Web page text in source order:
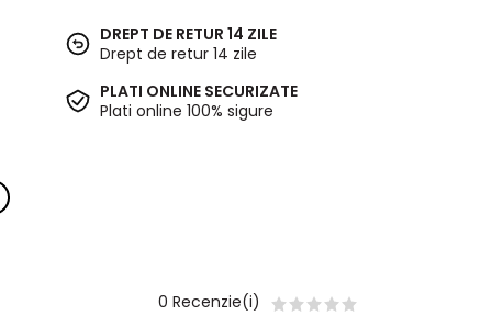
DREPT DE RETUR 14 ZILE
Drept de retur 14 zile
PLATI ONLINE SECURIZATE
Plati online 100% sigure
0 Recenzie(i)